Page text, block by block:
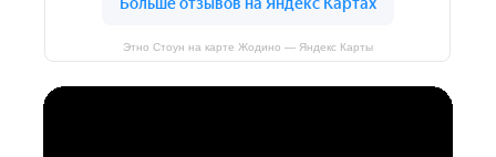
Этно Стоун на карте Жодино — Яндекс Карты